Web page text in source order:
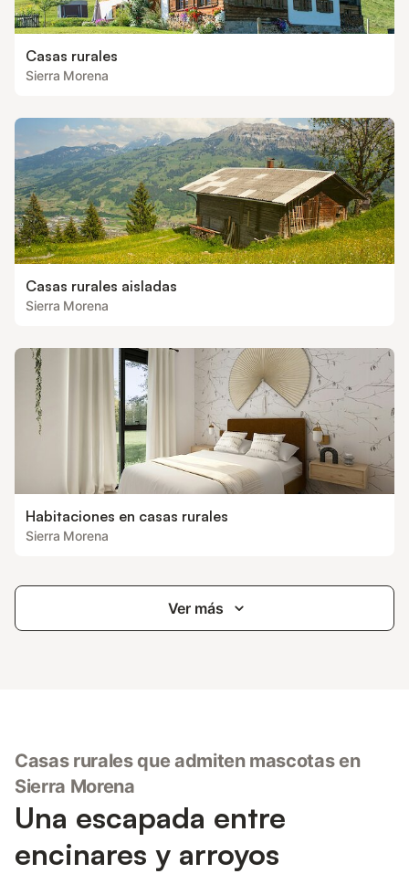
Casas rurales
Sierra Morena
Casas rurales aisladas
Sierra Morena
Habitaciones en casas rurales
Sierra Morena
Ver más
Casas rurales que admiten mascotas en
Sierra Morena
Una escapada entre
encinares y arroyos